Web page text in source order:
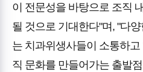
이 전문성을 바탕으로 조직
될 것으로 기대한다"며, "다
는 치과위생사들이 소통하
직 문화를 만들어가는 출발